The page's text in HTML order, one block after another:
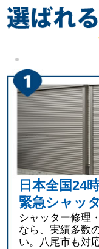
日本全国24
緊急シャッ
シャッター修理
なら、実績多数
い。八尾市も対応